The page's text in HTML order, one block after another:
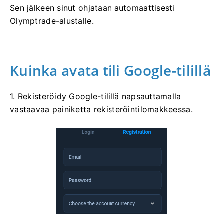
Sen jälkeen sinut ohjataan automaattisesti
Olymptrade-alustalle.
Kuinka avata tili Google-tilillä
1. Rekisteröidy Google-tilillä napsauttamalla
vastaavaa painiketta rekisteröintilomakkeessa.